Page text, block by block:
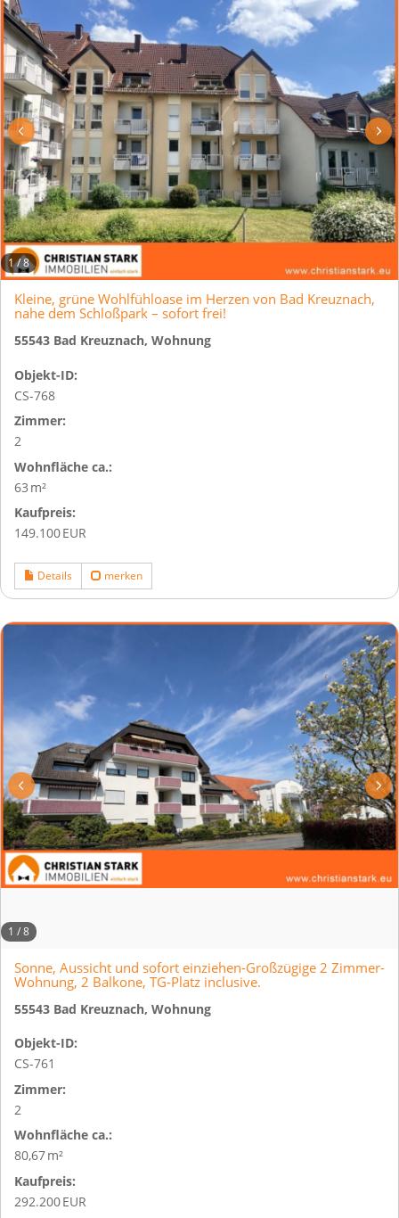
1/8
Kleine, grüne Wohlfühloase im Herzen von Bad Kreuznach,
nahe dem Schloßpark – sofort frei!
55543 Bad Kreuznach, Wohnung
Objekt-ID:
CS-768
Zimmer:
2
Wohnfläche ca.:
63 m²
Kaufpreis:
149.100 EUR
Details merken
1 /8
Sonne, Aussicht und sofort einziehen-Großzügige 2 Zimmer-
Wohnung, 2 Balkone, TG-Platz inclusive.
55543 Bad Kreuznach, Wohnung
Objekt-ID:
CS-761
Zimmer:
2
Wohnfläche ca.:
80,67 m²
Kaufpreis:
292.200 EUR